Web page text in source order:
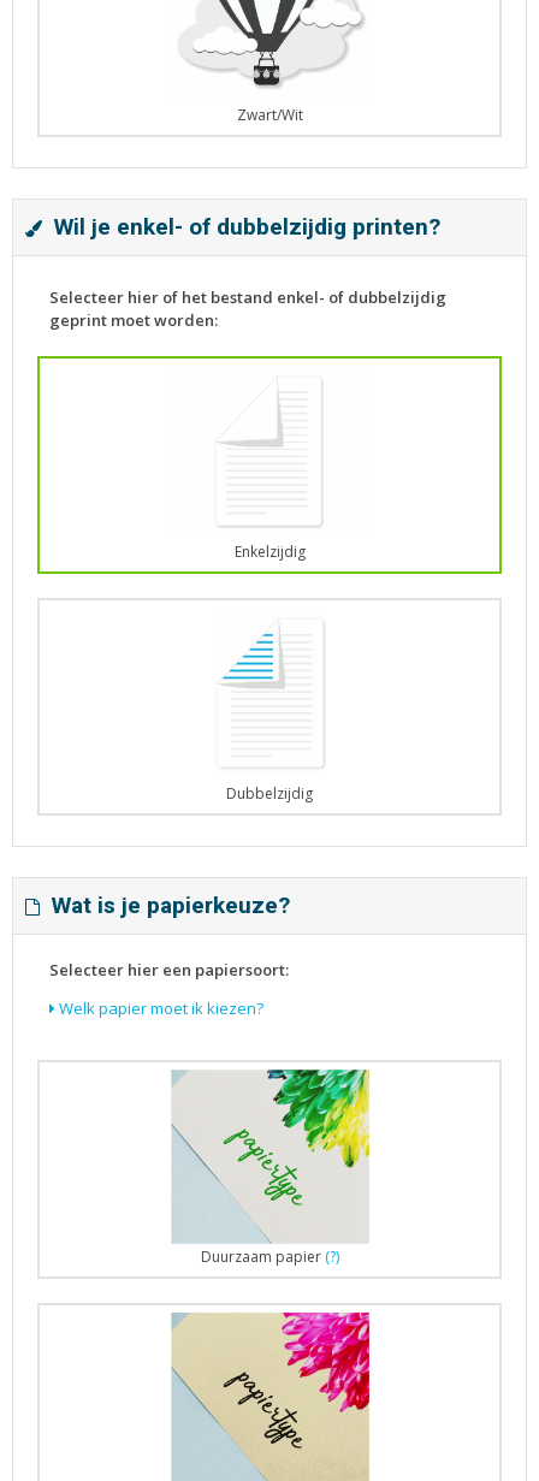
Zwart/Wit
Wil je enkel- of dubbelzijdig printen?
Selecteer hier of het bestand enkel- of dubbelzijdig
geprint moet worden:
Enkelzijdig
Dubbelzijdig
Wat is je papierkeuze?
Selecteer hier een papiersoort:
Welk papier moet ik kiezen?
Duurzaam papier (?)